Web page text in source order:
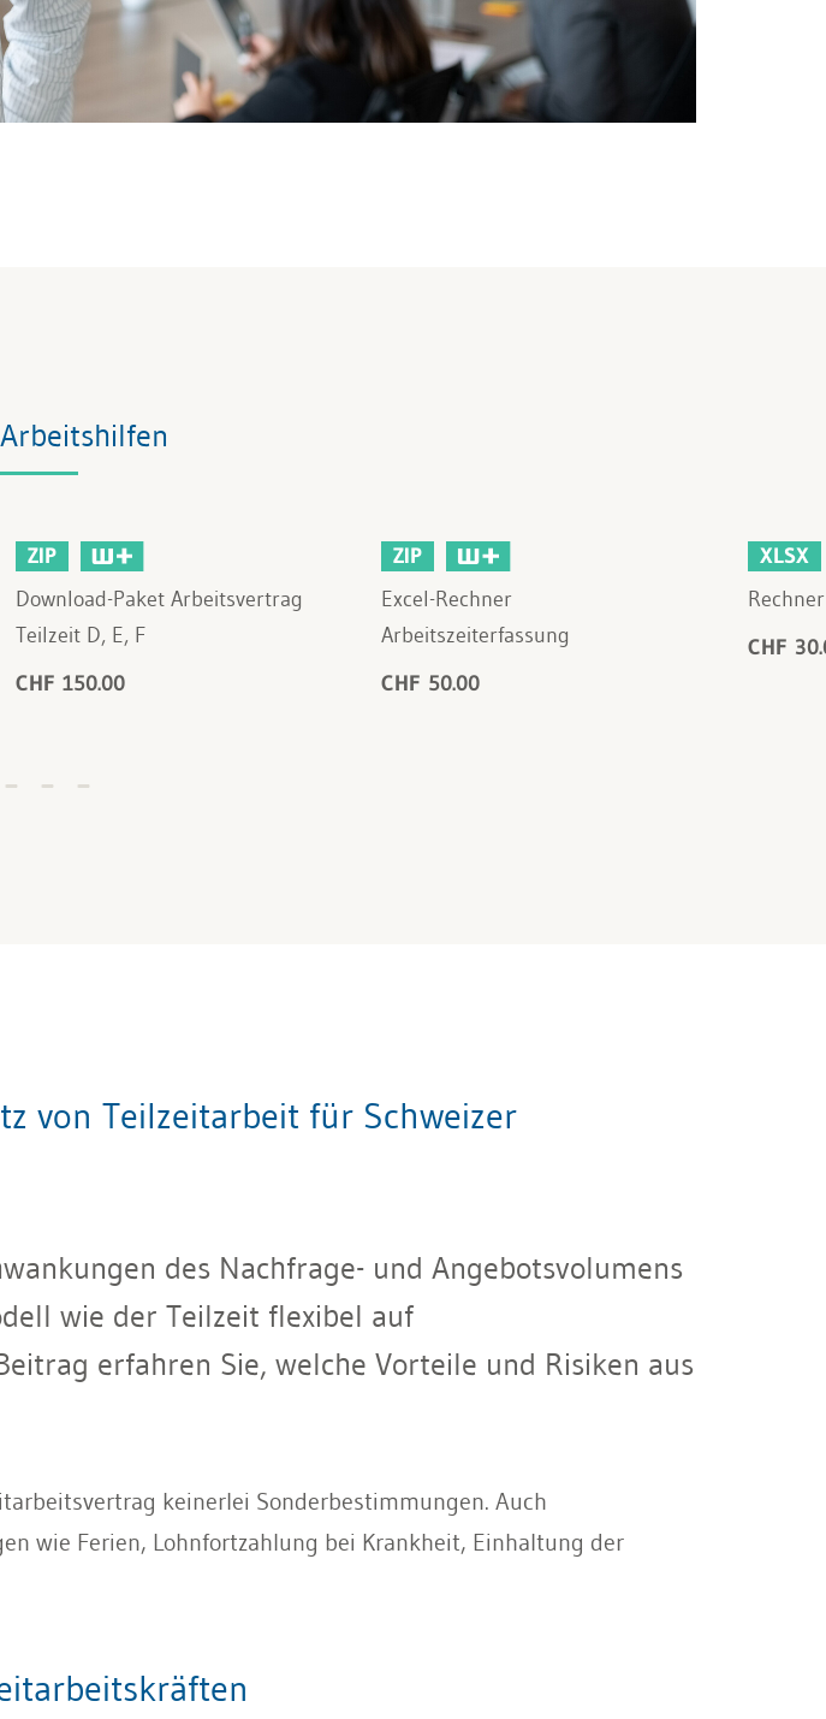
ZIP
Download-Paket Arbeitsvertrag
Teilzeit D, E, F
CHF 150.00
ZIP
Excel-Rechner
Arbeitszeiterfassung
CHF 50.00
XLSX
CHF
von Teilzeitarbeit für Schweizer
des Nachfrage- und Angebotsvolumens
wie der Teilzeit flexibel auf
erfahren Sie, welche Vorteile und Risiken aus
keinerlei Sonderbestimmungen. Auch
wie Ferien, Lohnfortzahlung bei Krankheit, Einhaltung der